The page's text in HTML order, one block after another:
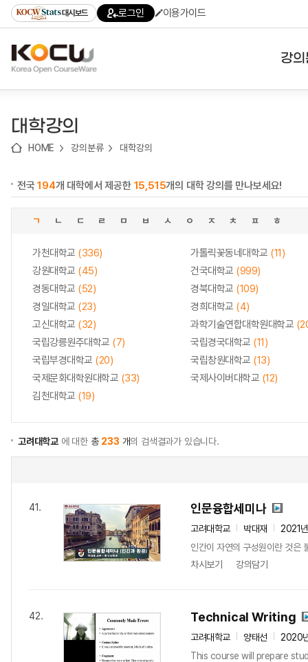
기
기
기
content)
가
대시보드 로그인 이용가이드
강
대학강의
HOME 강의분류 대학강의
전국194개 대학에서 제공한 15,515개의 대학 강의를 만나보세요!
ㄱ ㄴ ㄷ ㄹ ㅁ ㅂ ㅅ ㅇ ㅈ ㅊ ㅍ ㅎ
가천대학교 (336) 가톨릭꽃동네대학교 (11)
강원대학교 (45) 건국대학교 (999)
경동대학교 (52) 경북대학교 (109)
경일대학교 (23) 경희대학교 (4)
고신대학교 (32) 과학기술연합대학원대학교
국립강릉원주대학교 (7) 국립경국대학교 (11)
국립부경대학교 (20) 국립창원대학교 (13)
국제문화대학원대학교 (33) 국제사이버대학교 (12)
김천대학교 (19)
고려대학교 에 대한 총 233 개의 검색결과가 있습니다.
41. 인문융합세미나
고려대학교 박대재
2021
인간이 자연의 구성원이란 것은
차시보기
강의담기
42. Technical Writing
고려대학교 양태선
2020
This course will prepare